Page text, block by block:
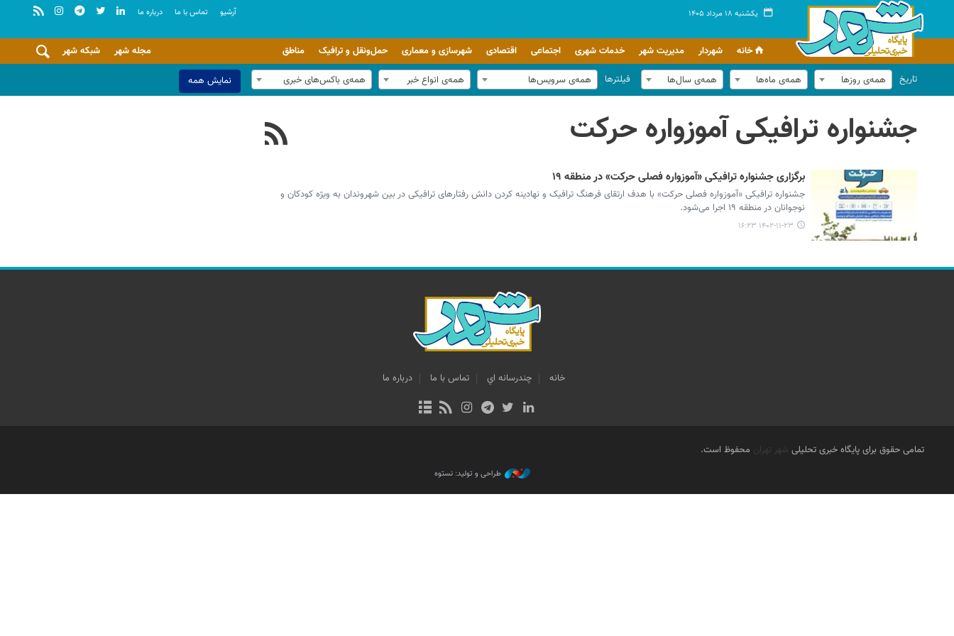
یکشنبه ۱۸ مرداد ۱۴۰۵ آرشيو تماس با ما درباره ما
خانه شهردار مدیریت شهر خدمات شهری اجتماعی اقتصادی شهرسازی و معماری حمل‌ونقل و ترافیک مناطق شبکه شهر
مجله شهر
تاریخ
همه‌ی روزها همه‌ی ماه‌ها همه‌ی سال‌ها فیلترها همه‌ی سرویس‌ها همه‌ی انواع خبر همه‌ی باکس‌های خبری نمایش همه
جشنواره ترافیکی آموزواره حرکت
برگزاری جشنواره ترافیکی «آموزواره فصلی حرکت» در منطقه ۱۹
جشنواره ترافیکی «آموزواره فصلی حرکت» با هدف ارتقای فرهنگ ترافیک و نهادینه کردن دانش رفتارهای ترافیکی در بین شهروندان به ویژه کودکان و
نوجوانان در منطقه ۱۹ اجرا می‌شود.
۱۴۰۲-۱۱-۲۳ ۱۶:۲۳
خانه چندرسانه اي تماس با ما درباره ما
تمامی حقوق برای پایگاه خبری تحلیلی شهر تهران محفوظ است.
طراحی و تولید: نستوه